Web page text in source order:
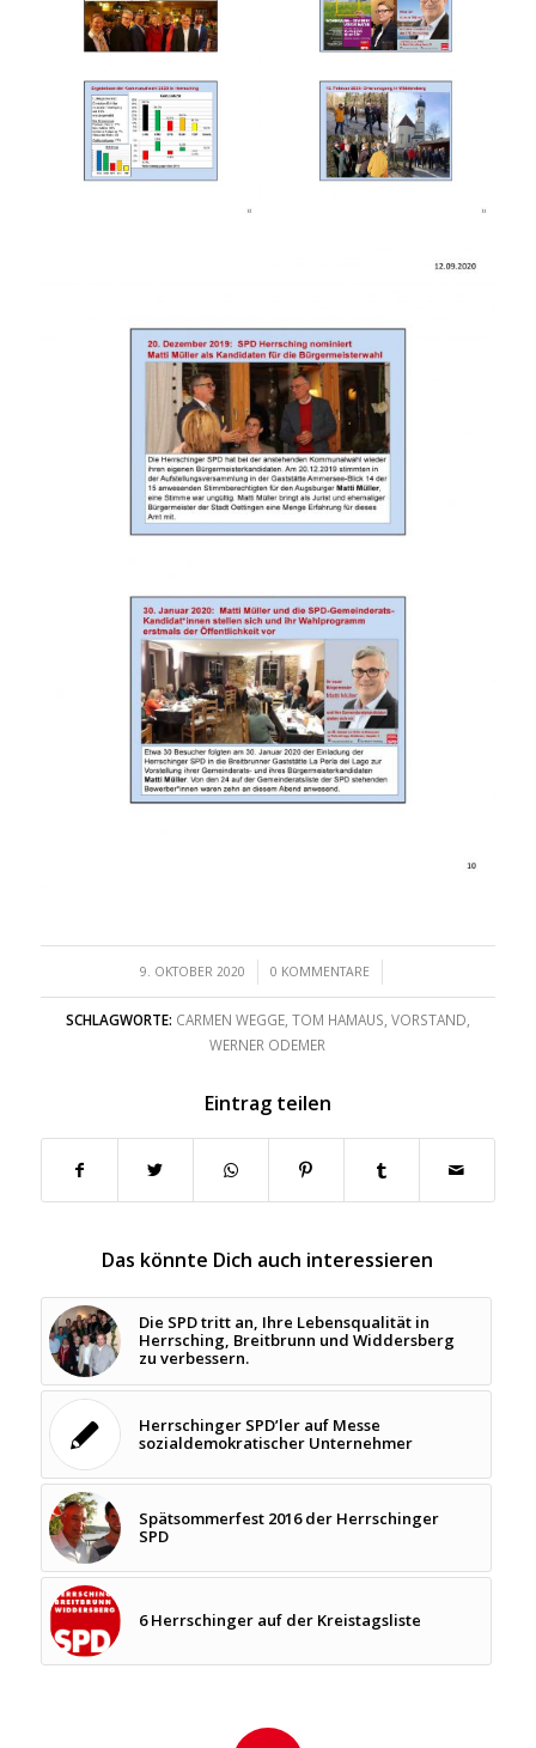
9. OKTOBER 2020
/ 0 KOMMENTARE
/
SCHLAGWORTE: CARMEN WEGGE, TOM HAMAUS, VORSTAND,
WERNER ODEMER
Eintrag teilen
Das könnte Dich auch interessieren
Die SPD tritt an, Ihre Lebensqualität in
Herrsching, Breitbrunn und Widdersberg
zu verbessern.
Herrschinger SPD’ler auf Messe
sozialdemokratischer Unternehmer
Spätsommerfest 2016 der Herrschinger
SPD
6 Herrschinger auf der Kreistagsliste